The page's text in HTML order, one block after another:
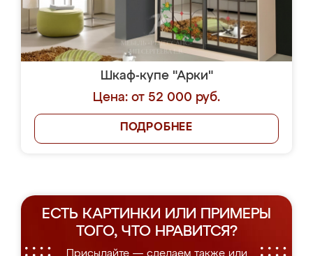
Шкаф-купе "Арки"
Цена: от 52 000 руб.
ПОДРОБНЕЕ
ЕСТЬ КАРТИНКИ ИЛИ ПРИМЕРЫ
ТОГО, ЧТО НРАВИТСЯ?
Присылайте — сделаем также или